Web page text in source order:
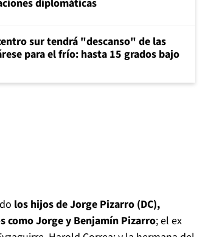
diplomáticas
sur tendrá "descanso" de las
para el frío: hasta 15 grados bajo
los hijos de Jorge Pizarro (DC),
como Jorge y Benjamín Pizarro; el ex